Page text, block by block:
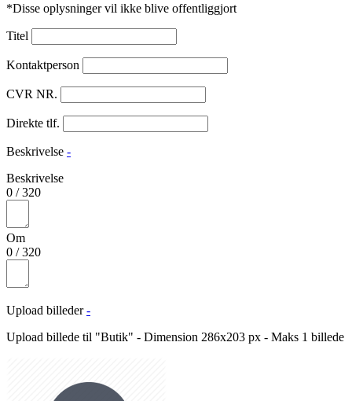
*Disse oplysninger vil ikke blive offentliggjort
Titel
Kontaktperson
CVR NR.
Direkte tlf.
Beskrivelse -
Beskrivelse
0 /320
Om
0 /320
Upload billeder -
Upload billede til "Butik" - Dimension 286x203 px - Maks 1 billede